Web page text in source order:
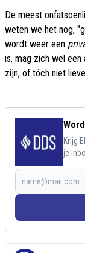
De meest
weten we het nog,
wordt weer een
is, mag zich wel
zijn, of tóch niet
Krijg
je